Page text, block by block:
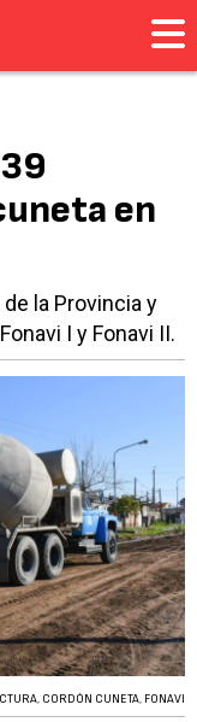
en
la Provincia y
I y Fonavi II.
, CORDÓN CUNETA, FONAVI